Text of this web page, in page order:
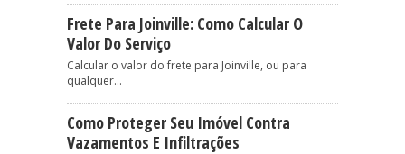
Frete Para Joinville: Como Calcular O
Valor Do Serviço
Calcular o valor do frete para Joinville, ou para
qualquer...
Como Proteger Seu Imóvel Contra
Vazamentos E Infiltrações